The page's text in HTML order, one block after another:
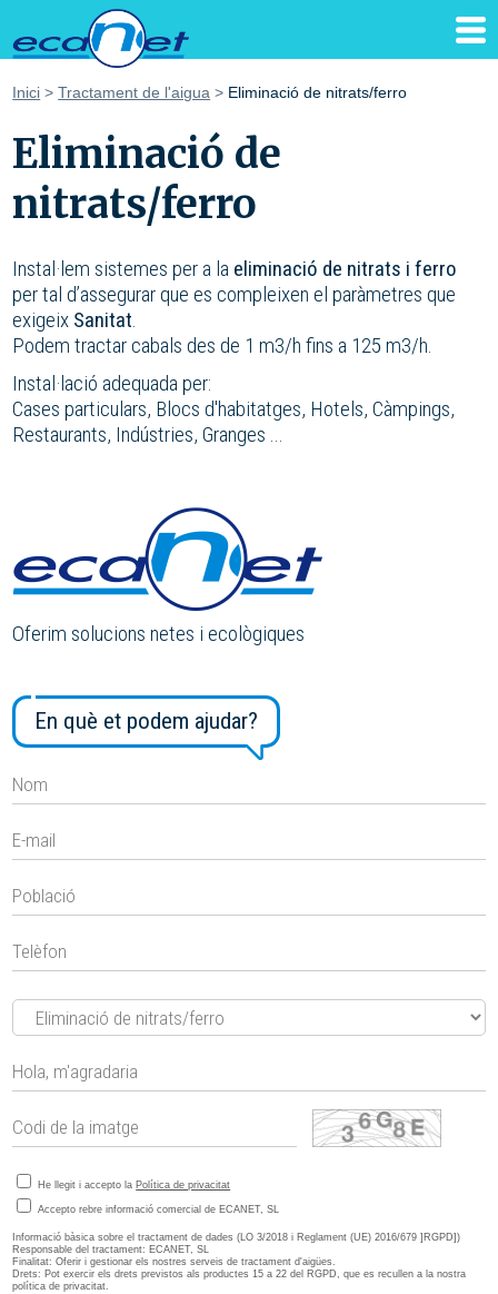
Inici > Tractament de l'aigua > Eliminació de nitrats/ferro
Oferim solucions netes i ecològiques
En què et podem ajudar?
He llegit i accepto la Política de privacitat
Accepto rebre informació comercial de ECANET, SL
Informació bàsica sobre el tractament de dades (LO 3/2018 i Reglament (UE) 2016/679 ]RGPD])
Responsable del tractament: ECANET, SL
Finalitat: Oferir i gestionar els nostres serveis de tractament d'aigües.
Drets: Pot exercir els drets previstos als productes 15 a 22 del RGPD, que es recullen a la nostra
política de privacitat.
Eliminació de
nitrats/ferro
Instal·lem sistemes per a la eliminació de nitrats i ferro
per tal d’assegurar que es compleixen el paràmetres que
exigeix Sanitat.
Podem tractar cabals des de 1 m3/h fins a 125 m3/h.
Instal·lació adequada per:
Cases particulars, Blocs d'habitatges, Hotels, Càmpings,
Restaurants, Indústries, Granges ...